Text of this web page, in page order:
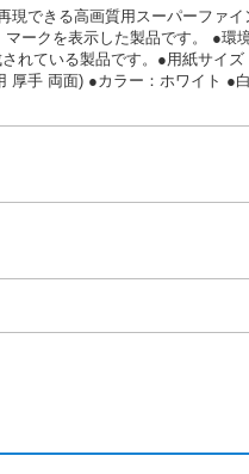
現できる高画質用スーパーファ
マークを表示した製品です。 ●環
れている製品です。●用紙サイ
厚手 両面) ●カラー：ホワイト ●